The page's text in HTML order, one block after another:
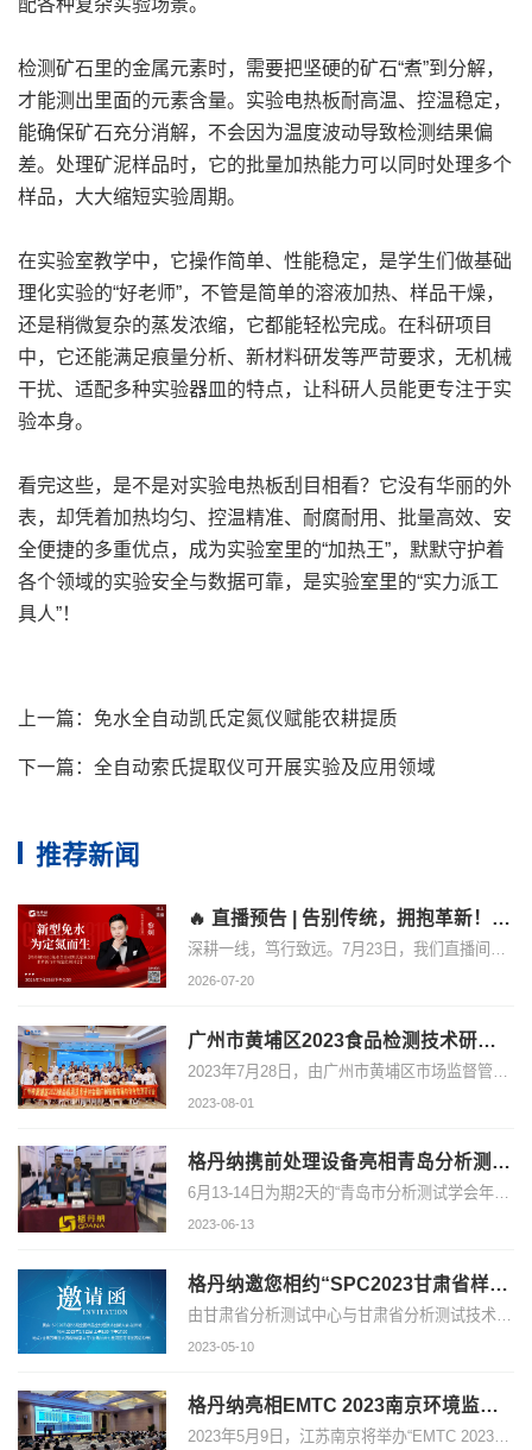
配各种复杂实验场景。
检测矿石里的金属元素时，需要把坚硬的矿石“煮”到分解，
才能测出里面的元素含量。实验电热板耐高温、控温稳定，
能确保矿石充分消解，不会因为温度波动导致检测结果偏
差。处理矿泥样品时，它的批量加热能力可以同时处理多个
样品，大大缩短实验周期。
在实验室教学中，它操作简单、性能稳定，是学生们做基础
理化实验的“好老师”，不管是简单的溶液加热、样品干燥，
还是稍微复杂的蒸发浓缩，它都能轻松完成。在科研项目
中，它还能满足痕量分析、新材料研发等严苛要求，无机械
干扰、适配多种实验器皿的特点，让科研人员能更专注于实
验本身。
看完这些，是不是对实验电热板刮目相看？它没有华丽的外
表，却凭着加热均匀、控温精准、耐腐耐用、批量高效、安
全便捷的多重优点，成为实验室里的“加热王”，默默守护着
各个领域的实验安全与数据可靠，是实验室里的“实力派工
具人”！
上一篇： 免水全自动凯氏定氮仪赋能农耕提质
下一篇： 全自动索氏提取仪可开展实验及应用领域
推荐新闻
🔥 直播预告 | 告别传统，拥抱革新！格丹纳N810免水全自动凯氏定氮仪即将震撼发布
深耕一线，笃行致远。7月23日，我们直播间不见不散！
2026-07-20
广州市黄埔区2023食品检测技术研讨会暨广州宏睿首届自动化检测研讨会|圆满结束
2023-08-01
格丹纳携前处理设备亮相青岛分析测试学会年会暨科学仪器展览会
6月13-14日为期2天的“青岛市分析测试学会年会系列学术报告会暨国际科学仪器及实验室装备展览会及山东省样品前处理技术创新大会”正在山东青岛火热进行中。 格丹纳作为参展商携带微波消解仪、智能石墨消解仪和实验电热板等前处理设备亮相本次大会，欢迎大家莅临现场与我们人机交流。
2023-06-13
格丹纳邀您相约“SPC2023甘肃省样品前处理技术创新大会”
2023-05-10
格丹纳亮相EMTC 2023南京环境监测技术大会--展示环境消解设备
2023年5月9日，江苏南京将举办“EMTC 2023江苏南京环境监测技术大会”。作为生态环境保护的重要基础和支撑工作，环境监测在生态文明建设中发挥着极其重要的作用。近年来，国家相继发布了《十四五生态环境保护规划》和《国务院关于开展第三次全国土壤普查的通知》等重要文件，对环境监测提出了新的需求和要求。因此.....